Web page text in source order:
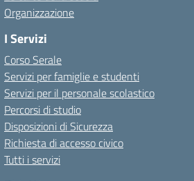
Organizzazione
I Servizi
Corso Serale
Servizi per famiglie e studenti
Servizi per il personale scolastico
Percorsi di studio
Disposizioni di Sicurezza
Richiesta di accesso civico
Tutti i servizi